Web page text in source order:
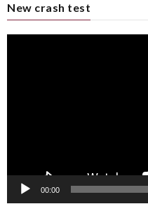
New crash test
動
00:00